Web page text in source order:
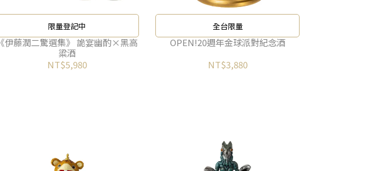
限量登記中
《伊藤潤二驚選集》 詭宴幽酌×黑高
粱酒
NT$5,980
全台限量
OPEN!20週年金球派對紀念酒
NT$3,880